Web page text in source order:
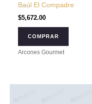
Baúl El Compadre
$5,672.00
COMPRAR
Arcones Gourmet